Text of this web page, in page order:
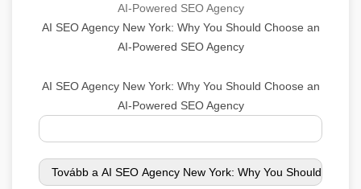
AI-Powered SEO Agency
AI SEO Agency New York: Why You Should Choose an
AI-Powered SEO Agency
AI SEO Agency New York: Why You Should Choose an
AI-Powered SEO Agency